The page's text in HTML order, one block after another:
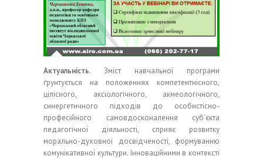
Актуальність. Зміст навчальної програми
ґрунтується на положеннях компетентнісного,
цілісного, аксіологічного, акмеологічного,
синергетичного підходів до особистісно-
професійного самовдосконалення суб’єкта
педагогічної діяльності, сприяє розвитку
морально-духовної досвідченості, формуванню
комунікативної культури. Інноваційними в контексті